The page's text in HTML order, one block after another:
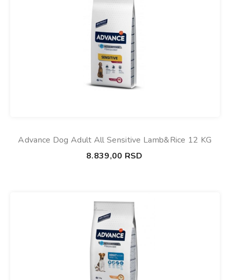
Advance Dog Adult All Sensitive Lamb&Rice 12 KG
8.839,00 RSD